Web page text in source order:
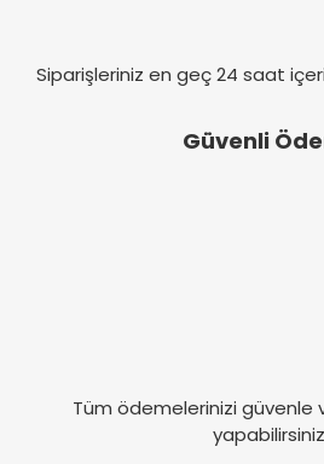
Elif Yıldız | 22/11/2013
Siparişleriniz en geç 24 saat
Güvenli
Tüm ödemelerinizi güvenle